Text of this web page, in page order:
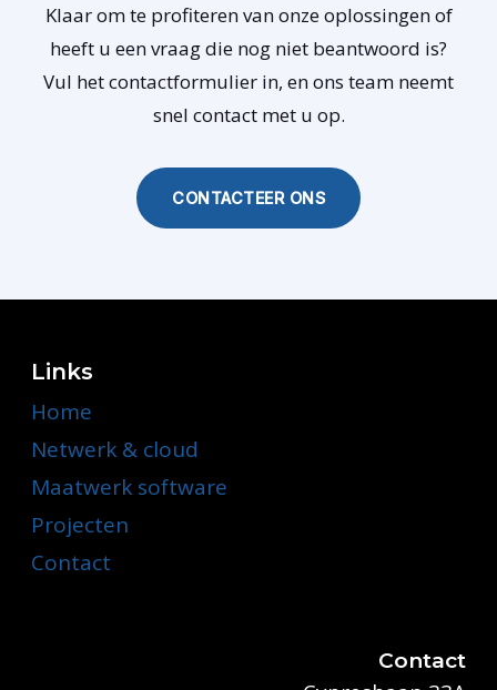
Klaar om te profiteren van onze oplossingen of
heeft u een vraag die nog niet beantwoord is?
Vul het contactformulier in, en ons team neemt
snel contact met u op.
CONTACTEER ONS
Links
Home
Netwerk & cloud
Maatwerk software
Projecten
Contact
Contact